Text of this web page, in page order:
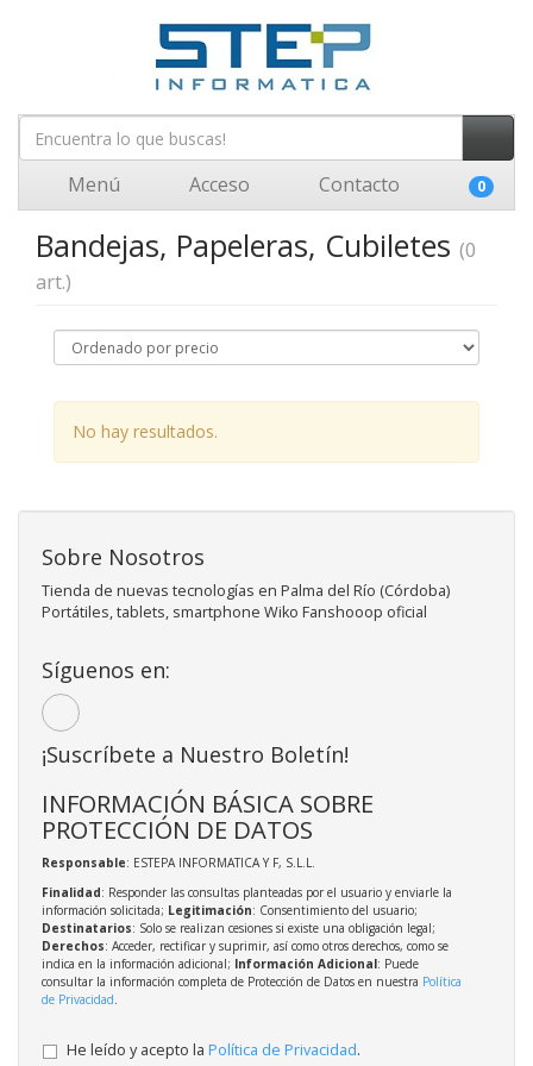
Menú Acceso Contacto 0
Bandejas, Papeleras, Cubiletes (0
art.)
No hay resultados.
Sobre Nosotros
Tienda de nuevas tecnologías en Palma del Río (Córdoba)
Portátiles, tablets, smartphone Wiko Fanshooop oficial
Síguenos en:
¡Suscríbete a Nuestro Boletín!
INFORMACIÓN BÁSICA SOBRE
PROTECCIÓN DE DATOS
Responsable: ESTEPA INFORMATICA Y F, S.L.L.
Finalidad: Responder las consultas planteadas por el usuario y enviarle la
información solicitada; Legitimación: Consentimiento del usuario;
Destinatarios: Solo se realizan cesiones si existe una obligación legal;
Derechos: Acceder, rectificar y suprimir, así como otros derechos, como se
indica en la información adicional; Información Adicional: Puede
consultar la información completa de Protección de Datos en nuestra Política
de Privacidad.
He leído y acepto la Política de Privacidad.